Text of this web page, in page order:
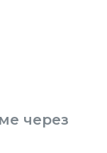
через